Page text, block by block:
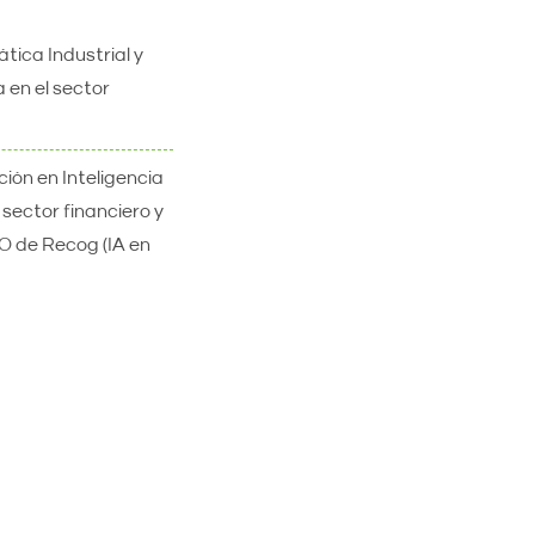
Industrial y
en el sector
en Inteligencia
financiero y
de Recog (IA en